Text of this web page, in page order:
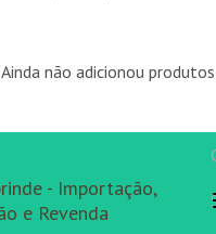
Ainda não adicionou